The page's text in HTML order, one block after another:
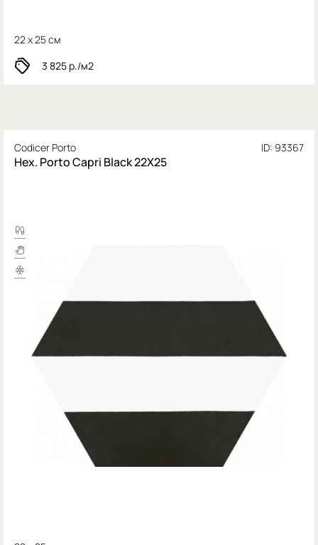
22 x 25 см
3 825 р./м2
Codicer Porto ID: 93367
Hex. Porto Capri Black 22X25